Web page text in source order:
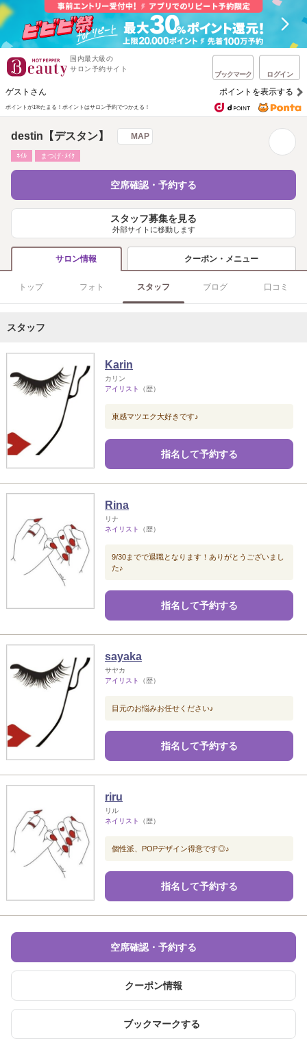
国内最大級の
サロン予約サイト
ブックマーク ログイン
ゲストさん ポイントを表示する
ポイントが1%たまる！ ポイントはサロン予約でつかえる！
destin【デスタン】 MAP
ﾈｲﾙ まつげ･ﾒｲｸ
空席確認・予約する
スタッフ募集を見る
外部サイトに移動します
サロン情報 クーポン・メニュー
トップ フォト スタッフ ブログ 口コミ
スタッフ
Karin
カリン
アイリスト
（歴）
束感マツエク大好きです♪
指名して予約する
Rina
リナ
ネイリスト
（歴）
9/30までで退職となります！ありがとうございまし
た♪
指名して予約する
sayaka
サヤカ
アイリスト
（歴）
目元のお悩みお任せください♪
指名して予約する
riru
リル
ネイリスト
（歴）
個性派、POPデザイン得意です◎♪
指名して予約する
空席確認・予約する
クーポン情報
ブックマークする